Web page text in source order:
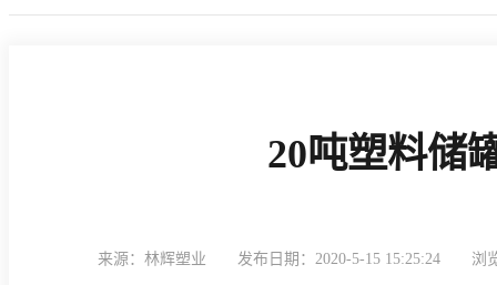
20吨塑料储
来源：林辉塑业 发布日期：2020-5-15 15:25:24 浏